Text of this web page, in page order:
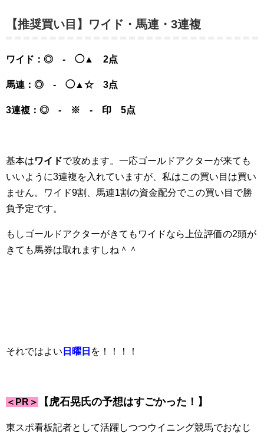
【推奨買い目】ワイド・馬連・3連複
ワイド：◎ - ◯▲ 2点
馬連：◎ - ◯▲☆ 3点
3連複：◎ - ※ - 印 5点
基本はワイドで攻めます。一応ゴールドアクターが来ても
いいように3連複を入れていますが、私はこの買い目は買い
ません。ワイド9割、馬連1割の資金配分でこの買い目で勝
負予定です。
もしゴールドアクターがきてもワイドなら上位評価の2頭が
きても馬券は取れますしね＾＾
それではよい 日曜日 を！！！！
＜PR＞ 【虎石晃氏の予想はすごかった！】
東スポ看板記者として活躍しつつウイニング競馬でおなじ